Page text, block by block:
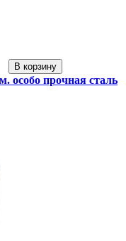
В корзину
особо прочная сталь